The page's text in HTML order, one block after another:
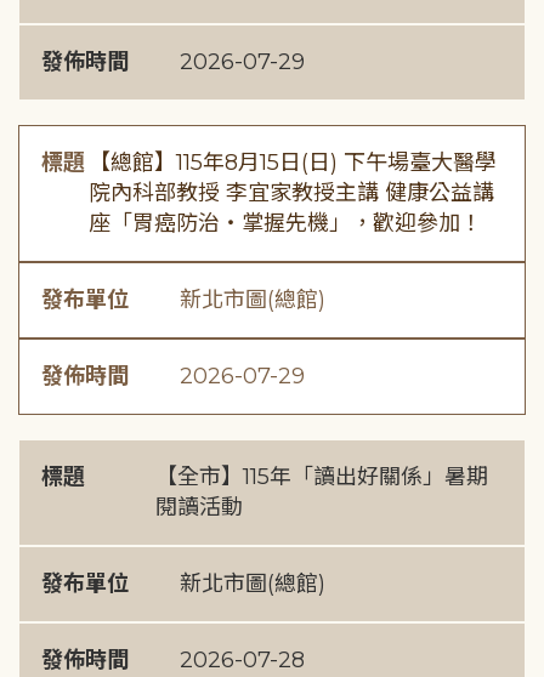
發佈時間 2026-07-29
標題
【總館】115年8月15日(日) 下午場臺大醫學
院內科部教授 李宜家教授主講 健康公益講
座「胃癌防治・掌握先機」，歡迎參加！
發布單位 新北市圖(總館)
發佈時間 2026-07-29
標題
【全市】115年「讀出好關係」暑期
閱讀活動
發布單位 新北市圖(總館)
發佈時間 2026-07-28